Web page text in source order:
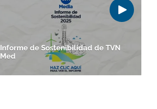
Informe de Sostenibilidad de TVN
Med